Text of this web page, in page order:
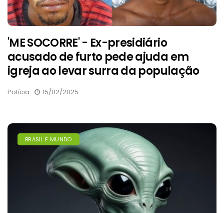
'ME SOCORRE' - Ex-presidiário
acusado de furto pede ajuda em
igreja ao levar surra da população
Polícia 15/02/2025
BRASIL E MUNDO